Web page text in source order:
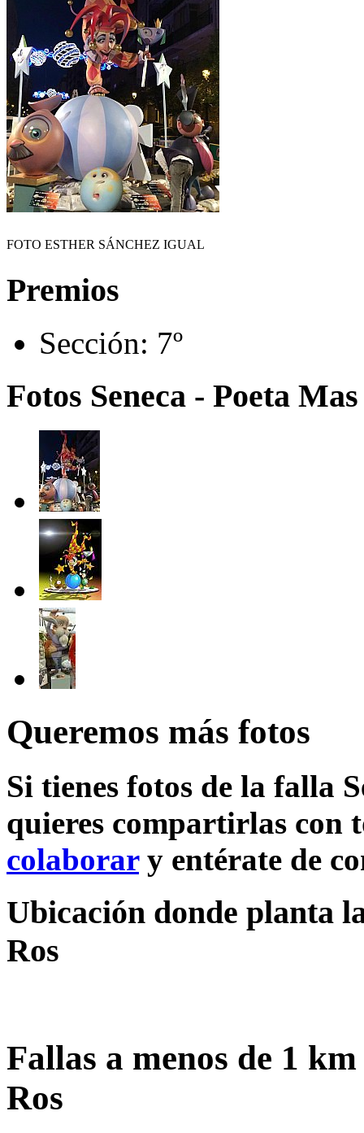
FOTO ESTHER SÁNCHEZ IGUAL
Premios
Sección: 7º
Fotos Seneca - Poeta
Queremos más fotos
Si tienes fotos de la falla
quieres compartirlas con
colaborary entérate de
Ubicación donde planta
Ros
Fallas a menos de 1
Ros